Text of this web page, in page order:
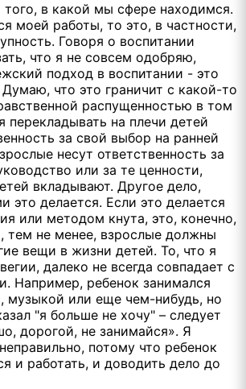
того, в какой мы сфере находимся.
моей работы, то это, в частности,
Говоря о воспитании
что я не совсем одобряю,
подход в воспитании - это
что это граничит с какой-то
распущенностью в том
перекладывать на плечи детей
за свой выбор на ранней
несут ответственность за
или за те ценности,
вкладывают. Другое дело,
это делается. Если это делается
или методом кнута, это, конечно,
тем не менее, взрослые должны
вещи в жизни детей. То, что я
далеко не всегда совпадает с
Например, ребенок занимался
музыкой или еще чем-нибудь, но
"я больше не хочу" – следует
дорогой, не занимайся». Я
потому что ребенок
и работать, и доводить дело до